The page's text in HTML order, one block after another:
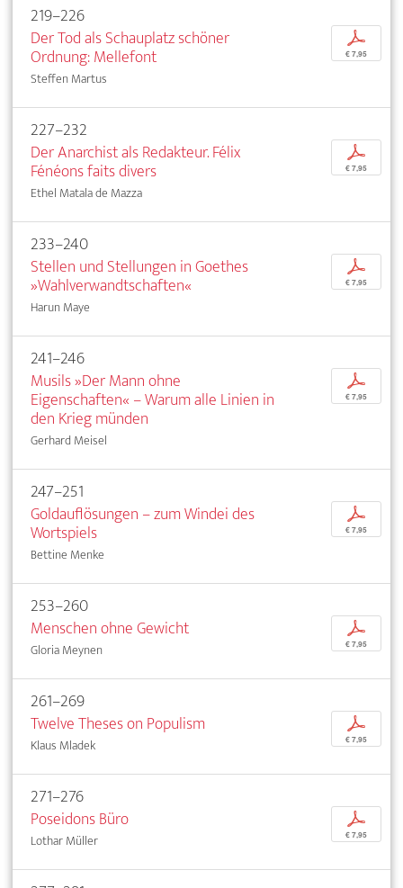
219–226
Der Tod als Schauplatz schöner
Ordnung: Mellefont
Steffen Martus
p
€ 7,95
227–232
Der Anarchist als Redakteur. Félix
Fénéons faits divers
Ethel Matala de Mazza
p
€ 7,95
233–240
Stellen und Stellungen in Goethes
»Wahlverwandtschaften«
Harun Maye
p
€ 7,95
241–246
Musils »Der Mann ohne
Eigenschaften« – Warum alle Linien in
den Krieg münden
Gerhard Meisel
p
€ 7,95
247–251
Goldauflösungen – zum Windei des
Wortspiels
Bettine Menke
p
€ 7,95
253–260
Menschen ohne Gewicht
Gloria Meynen
p
€ 7,95
261–269
Twelve Theses on Populism
Klaus Mladek
p
€ 7,95
271–276
Poseidons Büro
Lothar Müller
p
€ 7,95